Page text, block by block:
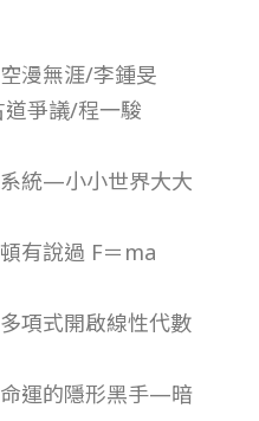
漫無涯/李鍾旻
爭議/程一駿
統—小小世界大大
有說過 F＝ma
項式開啟線性代數
運的隱形黑手—暗